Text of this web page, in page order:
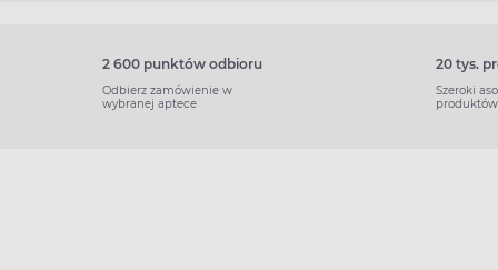
2 600 punktów odbioru
Odbierz zamówienie w
wybranej aptece
20 tys.
Szeroki
produktów